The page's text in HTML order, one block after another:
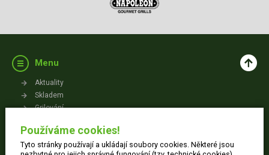
Menu
Aktuality
Skladem
Grilování
Kontakt
Používáme cookies!
Tyto stránky používají a ukládají soubory cookies. Některé jsou